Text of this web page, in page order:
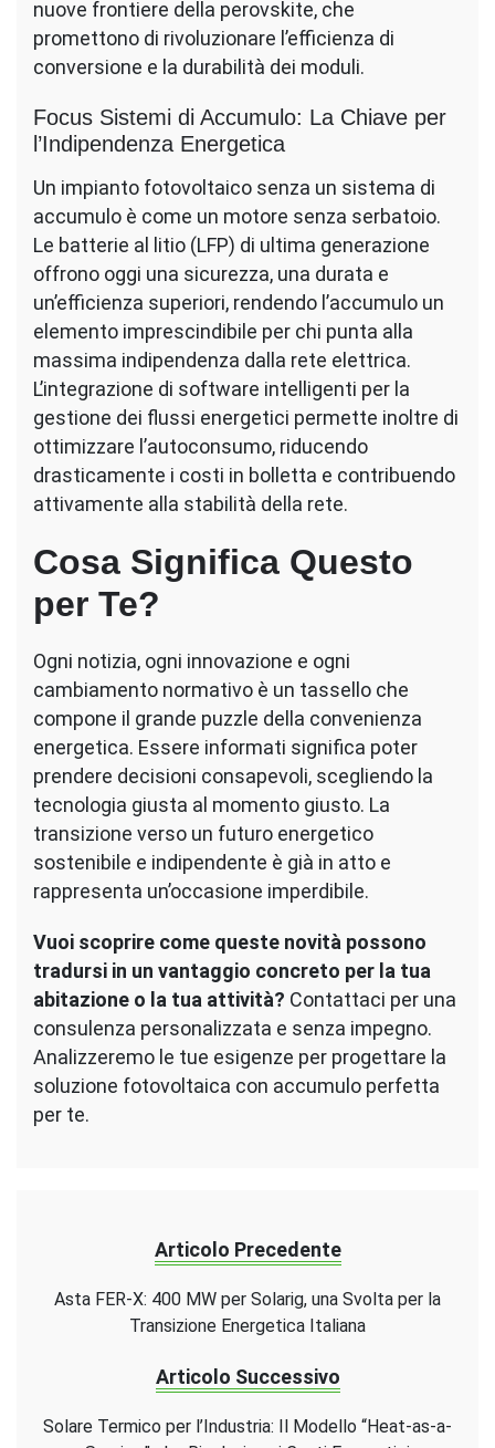
nuove frontiere della perovskite, che
promettono di rivoluzionare l’efficienza di
conversione e la durabilità dei moduli.
Focus Sistemi di Accumulo: La Chiave per
l’Indipendenza Energetica
Un impianto fotovoltaico senza un sistema di
accumulo è come un motore senza serbatoio.
Le batterie al litio (LFP) di ultima generazione
offrono oggi una sicurezza, una durata e
un’efficienza superiori, rendendo l’accumulo un
elemento imprescindibile per chi punta alla
massima indipendenza dalla rete elettrica.
L’integrazione di software intelligenti per la
gestione dei flussi energetici permette inoltre di
ottimizzare l’autoconsumo, riducendo
drasticamente i costi in bolletta e contribuendo
attivamente alla stabilità della rete.
Cosa Significa Questo
per Te?
Ogni notizia, ogni innovazione e ogni
cambiamento normativo è un tassello che
compone il grande puzzle della convenienza
energetica. Essere informati significa poter
prendere decisioni consapevoli, scegliendo la
tecnologia giusta al momento giusto. La
transizione verso un futuro energetico
sostenibile e indipendente è già in atto e
rappresenta un’occasione imperdibile.
Vuoi scoprire come queste novità possono
tradursi in un vantaggio concreto per la tua
abitazione o la tua attività? Contattaci per una
consulenza personalizzata e senza impegno.
Analizzeremo le tue esigenze per progettare la
soluzione fotovoltaica con accumulo perfetta
per te.
Articolo Precedente
Asta FER-X: 400 MW per Solarig, una Svolta per la
Transizione Energetica Italiana
Articolo Successivo
Solare Termico per l’Industria: Il Modello “Heat-as-a-